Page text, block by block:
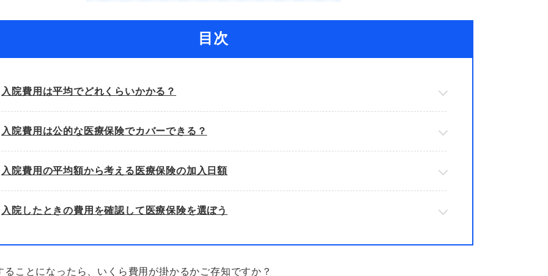
目次
入院費用は平均でどれくらいかかる？
入院費用は公的な医療保険でカバーできる？
入院費用の平均額から考える医療保険の加入日額
入院したときの費用を確認して医療保険を選ぼう
ることになったら、いくら費用が掛かるかご存知ですか？